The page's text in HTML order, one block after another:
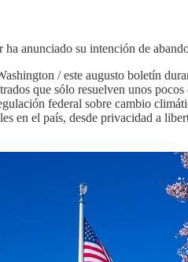
ha anunciado su intención de
/ este augusto boletín
que sólo resuelven unos
federal sobre cambio
en el país, desde privacidad a